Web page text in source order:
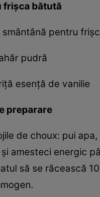
frișca bătută
smântână pentru
pudră
esență de vanilie
preparare
de choux: pui
amesteci energic
să se răcească